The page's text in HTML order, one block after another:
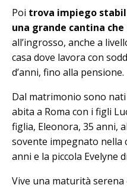
Poi trova impiego
una grande cantina
all’ingrosso, anche a
casa dove lavora con
d’anni, fino alla pensione.
Dal matrimonio sono nati
abita a Roma con i figli
figlia, Eleonora, 35 anni,
sovente impegnato nella
anni e la piccola Evelyne
Vive una maturità